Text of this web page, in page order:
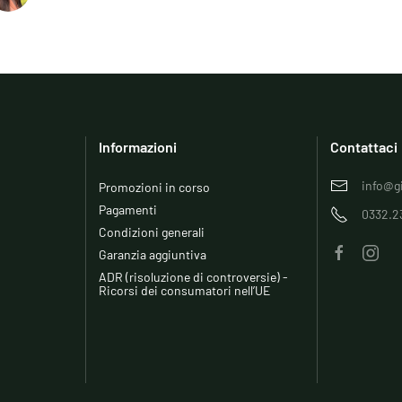
Informazioni
Promozioni in corso
Pagamenti
Condizioni generali
Garanzia aggiuntiva
ADR (risoluzione di controversie) -
Ricorsi dei consumatori nell’UE
Contattaci